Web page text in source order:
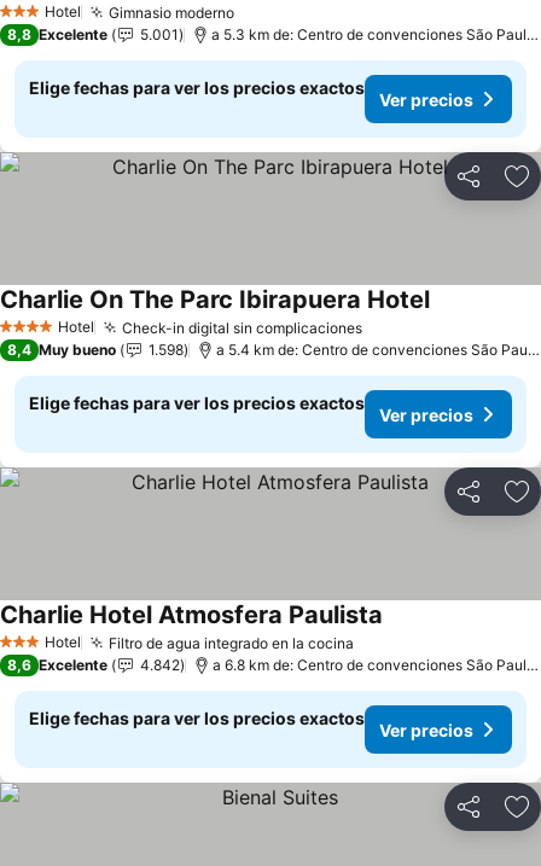
3 Estrellas
Hotel Gimnasio moderno
8,8 Excelente 5.001 a 5.3 km de: Centro de convenciones São Paulo Expo
Elige fechas para ver los precios exactos
Ver precios
Compartir
4 EstrellasHotel Check-in digital sin complicaciones
Charlie On The Parc Ibirapuera Hotel
8,4 Muy bueno 1.598 a 5.4 km de: Centro de convenciones São Paulo Expo
Elige fechas para ver los precios exactos
Ver precios
Compartir
3 Estrellas
Hotel Filtro de agua integrado en la cocina
Charlie Hotel Atmosfera Paulista
8,6 Excelente 4.842 a 6.8 km de: Centro de convenciones São Paulo Expo
Elige fechas para ver los precios exactos
Ver precios
Compartir